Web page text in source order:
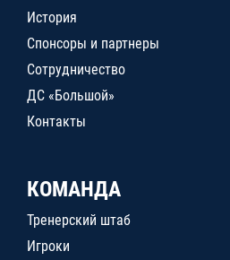
История
Спонсоры и партнеры
Сотрудничество
ДС «Большой»
Контакты
КОМАНДА
Тренерский штаб
Игроки